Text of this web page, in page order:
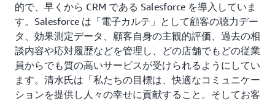
的で、早くから CRM である Salesforce を導入していま
す。Salesforce は「電子カルテ」として顧客の聴力デー
タ、効果測定データ、顧客自身の主観的評価、過去の相
談内容や応対履歴などを管理し、どの店舗でもどの従業
員からでも質の高いサービスが受けられるようにしてい
ます。清水氏は「私たちの目標は、快適なコミュニケー
ションを提供し人々の幸せに貢献すること。そしてお客